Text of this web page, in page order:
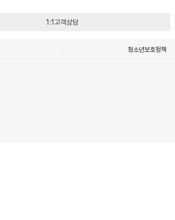
1:1고객상담
청소년보호정책